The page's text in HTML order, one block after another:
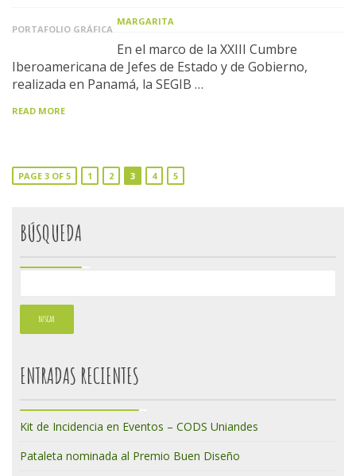
PORTAFOLIO GRÁFICA
MARGARITA
En el marco de la XXIII Cumbre
Iberoamericana de Jefes de Estado y de Gobierno,
realizada en Panamá, la SEGIB …
READ MORE
PAGE 3 OF 5 1 2 3 4 5
BÚSQUEDA
ENTRADAS RECIENTES
Kit de Incidencia en Eventos – CODS Uniandes
Pataleta nominada al Premio Buen Diseño